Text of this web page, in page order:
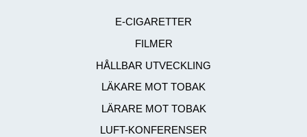
E-CIGARETTER
FILMER
HÅLLBAR UTVECKLING
LÄKARE MOT TOBAK
LÄRARE MOT TOBAK
LUFT-KONFERENSER